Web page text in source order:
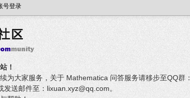
号登录
！
为大家服务，关于 Mathematica 问答服务请移步至QQ群：
发送邮件至：lixuan.xyz@qq.com。